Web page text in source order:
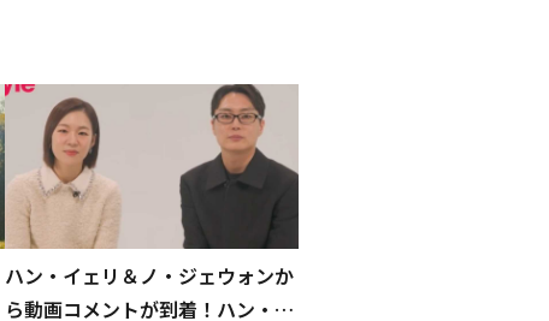
ハン・イェリ＆ノ・ジェウォンか
ら動画コメントが到着！ハン・ソ